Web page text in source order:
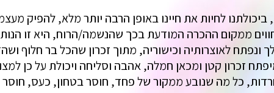
לחיות את חיינו באופן הרבה יותר מלא, להפיק
ממקום ההכרה המודעת בכך שהנשמה/הרוח, היא זו
ונפתח לאוצרותיה וכישוריה, מתוך זכרון שהכל בר
זכרון קטן ומכאן חמלה, אהבה וסליחה ויכולת על כן
כל מה שנובע ממקור של פחד, חוסר בטחון, כעס, חוסר